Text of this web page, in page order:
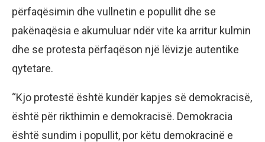
përfaqësimin dhe vullnetin e popullit dhe se
pakënaqësia e akumuluar ndër vite ka arritur kulmin
dhe se protesta përfaqëson një lëvizje autentike
qytetare.
“Kjo protestë është kundër kapjes së demokracisë,
është për rikthimin e demokracisë. Demokracia
është sundim i popullit, por këtu demokracinë e